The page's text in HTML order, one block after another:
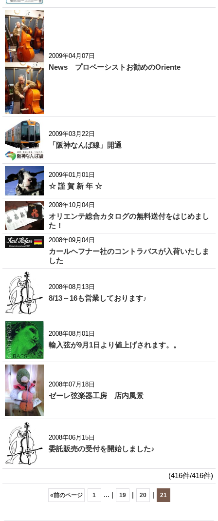
2009年04月07日
News プロベーシストお勧めのOriente
2009年03月22日
「阪神なんば線」開通
2009年01月01日
☆ 謹 賀 新 年 ☆
2008年10月04日
オリエンテ総合カタログの無料送付をはじめまし
た！
2008年09月04日
カールヘフナー社のコントラバスが入荷いたしま
した
2008年08月13日
8/13～16も営業しております♪
2008年08月01日
輸入弦が9月1日より値上げされます。。
2008年07月18日
ゼーレ弦楽器工房 店内風景
2008年06月15日
委託販売の受付を開始しました♪
(416件/416件)
«前のページ 1 ... | 19 | 20 | 21